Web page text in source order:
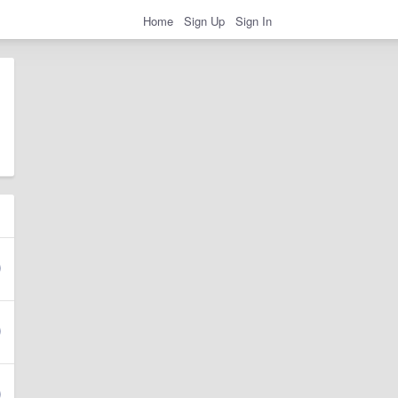
Home Sign Up Sign In